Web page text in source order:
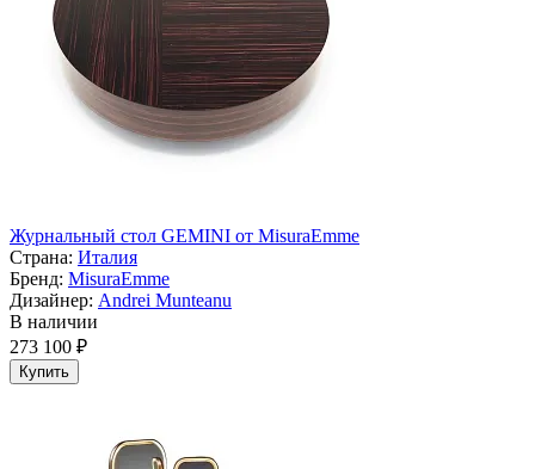
Журнальный стол GEMINI от MisuraEmme
Страна: Италия
Бренд: MisuraEmme
Дизайнер: Andrei Munteanu
В наличии
273 100 ₽
Купить